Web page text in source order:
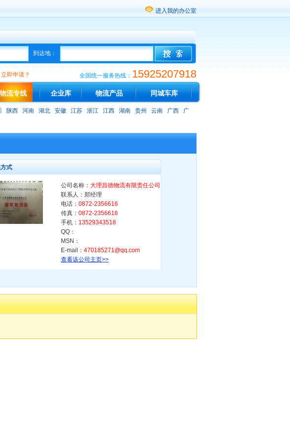
进入我的办公室
到达地：
立即申请？ 全国统一服务热线： 15925207918
物流专线 企业库 物流产品 同城车库
陕西 河南 湖北 安徽 江苏 浙江 江西 湖南 贵州 云南 广西
广
式
公司名称： 大理昌德物流有限责任公司
联系人：郑经理
电话： 0872-2356616
传真： 0872-2356616
手机： 13529343518
QQ：
MSN：
E-mail： 470185271@qq.com
查看该公司主页>>